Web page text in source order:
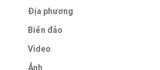
Địa phương
Biển đảo
Video
Ảnh